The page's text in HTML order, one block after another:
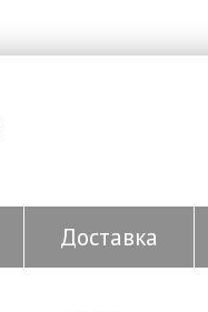
Доставка